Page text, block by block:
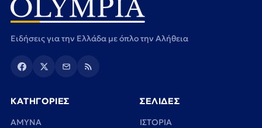
Ειδήσεις για την Ελλάδα με όπλο την Αλήθεια
ΚΑΤΗΓΟΡΙΕΣ
ΑΜΥΝΑ
ΣΕΛΙΔΕΣ
ΙΣΤΟΡΙΑ